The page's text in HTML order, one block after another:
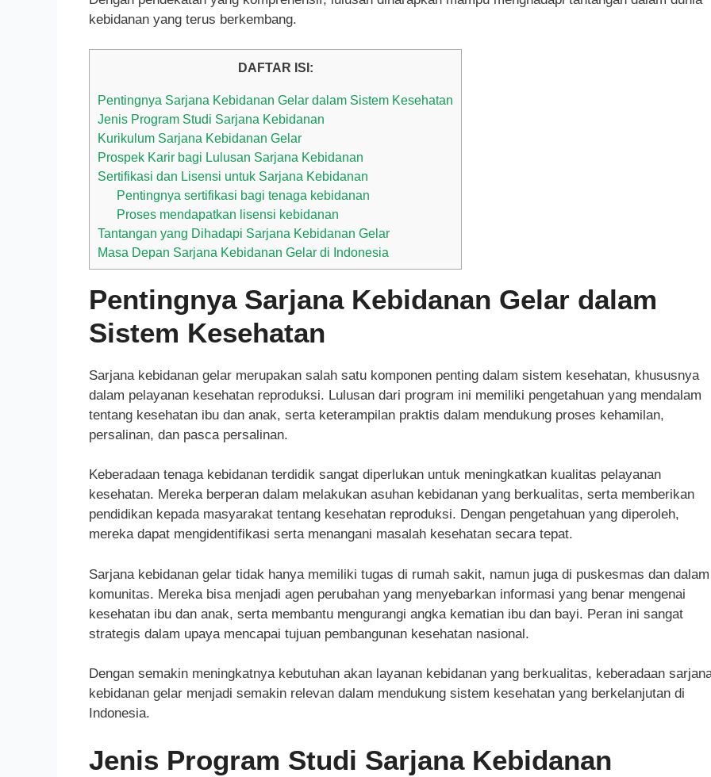
kebidanan yang terus berkembang.
DAFTAR ISI:
Pentingnya Sarjana Kebidanan Gelar dalam Sistem Kesehatan
Jenis Program Studi Sarjana Kebidanan
Kurikulum Sarjana Kebidanan Gelar
Prospek Karir bagi Lulusan Sarjana Kebidanan
Sertifikasi dan Lisensi untuk Sarjana Kebidanan
Pentingnya sertifikasi bagi tenaga kebidanan
Proses mendapatkan lisensi kebidanan
Tantangan yang Dihadapi Sarjana Kebidanan Gelar
Masa Depan Sarjana Kebidanan Gelar di Indonesia
Pentingnya Sarjana Kebidanan Gelar dalam
Sistem Kesehatan
Sarjana kebidanan gelar merupakan salah satu komponen penting dalam sistem kesehatan, khususnya
dalam pelayanan kesehatan reproduksi. Lulusan dari program ini memiliki pengetahuan yang mendalam
tentang kesehatan ibu dan anak, serta keterampilan praktis dalam mendukung proses kehamilan,
persalinan, dan pasca persalinan.
Keberadaan tenaga kebidanan terdidik sangat diperlukan untuk meningkatkan kualitas pelayanan
kesehatan. Mereka berperan dalam melakukan asuhan kebidanan yang berkualitas, serta memberikan
pendidikan kepada masyarakat tentang kesehatan reproduksi. Dengan pengetahuan yang diperoleh,
mereka dapat mengidentifikasi serta menangani masalah kesehatan secara tepat.
Sarjana kebidanan gelar tidak hanya memiliki tugas di rumah sakit, namun juga di puskesmas dan dalam
komunitas. Mereka bisa menjadi agen perubahan yang menyebarkan informasi yang benar mengenai
kesehatan ibu dan anak, serta membantu mengurangi angka kematian ibu dan bayi. Peran ini sangat
strategis dalam upaya mencapai tujuan pembangunan kesehatan nasional.
Dengan semakin meningkatnya kebutuhan akan layanan kebidanan yang berkualitas, keberadaan
kebidanan gelar menjadi semakin relevan dalam mendukung sistem kesehatan yang berkelanjutan di
Indonesia.
Jenis Program Studi Sarjana Kebidanan